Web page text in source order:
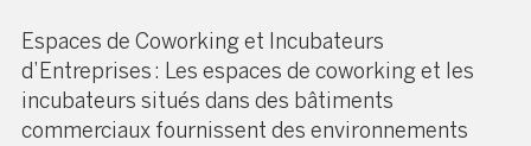
Espaces de Coworking et Incubateurs
d’Entreprises : Les espaces de coworking et les
incubateurs situés dans des bâtiments
commerciaux fournissent des environnements